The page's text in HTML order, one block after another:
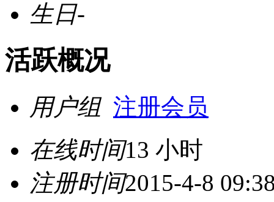
生日-
活跃概况
用户组 注册会员
在线时间13 小时
注册时间2015-4-8